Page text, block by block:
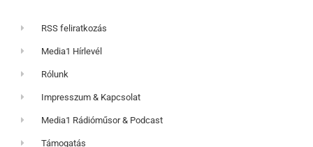
RSS feliratkozás
Media1 Hírlevél
Rólunk
Impresszum & Kapcsolat
Media1 Rádióműsor & Podcast
Támogatás